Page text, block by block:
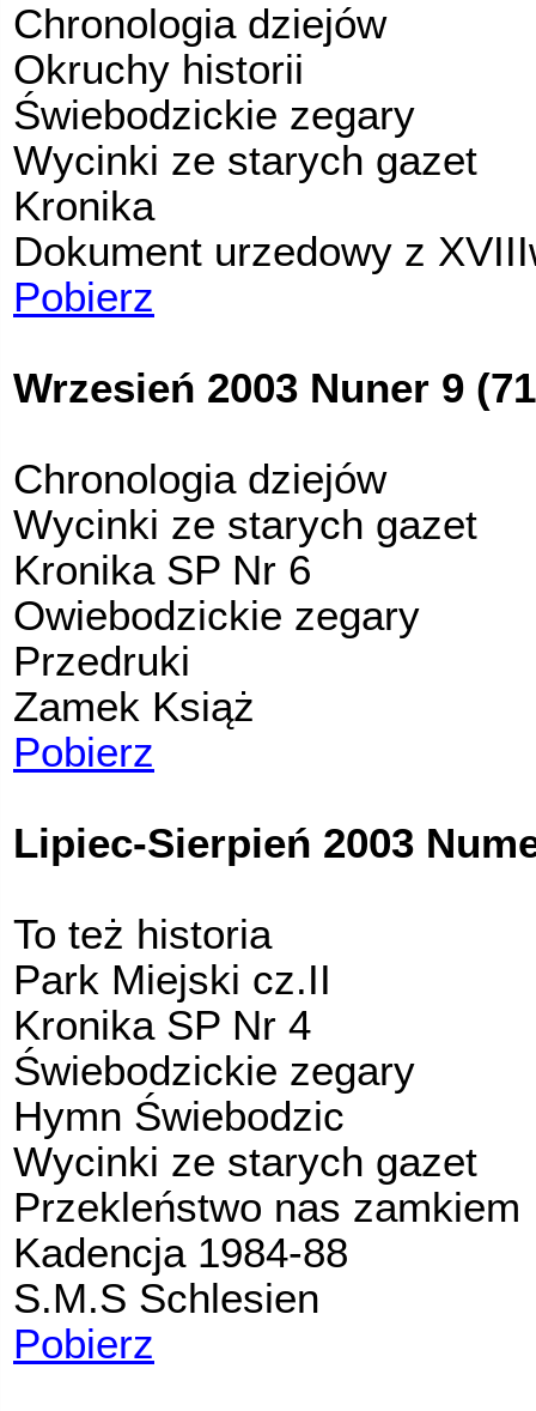
Chronologia dziejów
Okruchy historii
Świebodzickie zegary
Wycinki ze starych gazet
Kronika
Dokument urzedowy z
Pobierz
Wrzesień 2003 Nuner 9
Chronologia dziejów
Wycinki ze starych gazet
Kronika SP Nr 6
Owiebodzickie zegary
Przedruki
Zamek Książ
Pobierz
Lipiec-Sierpień 2003
To też historia
Park Miejski cz.II
Kronika SP Nr 4
Świebodzickie zegary
Hymn Świebodzic
Wycinki ze starych gazet
Przekleństwo nas zamkiem
Kadencja 1984-88
S.M.S Schlesien
Pobierz